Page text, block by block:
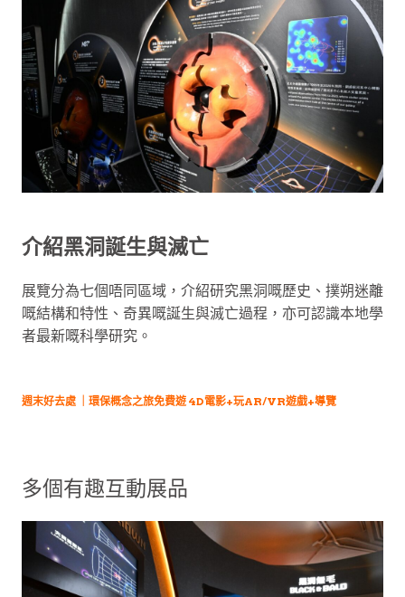
介紹黑洞誕生與滅亡
展覽分為七個唔同區域，介紹研究黑洞嘅歷史、撲朔迷離
嘅結構和特性、奇異嘅誕生與滅亡過程，亦可認識本地學
者最新嘅科學研究。
週末好去處 ｜環保概念之旅免費遊 4D電影+玩AR/VR遊戲+導覽
多個有趣互動展品